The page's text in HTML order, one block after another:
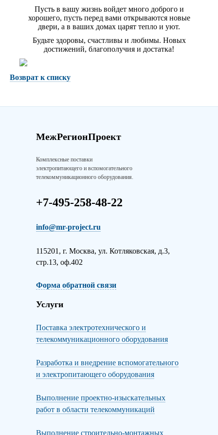
Пусть в вашу жизнь войдет много доброго и
хорошего, пусть перед вами открываются новые
двери, а в ваших домах царят тепло и уют.
Будьте здоровы, счастливы и любимы. Новых
достижений, благополучия и достатка!
Возврат к списку
МежРегионПроект
Комплексные поставки
электропитающего и вспомогательного
телекоммуникационного оборудования.
+7-495-258-48-22
info@mr-project.ru
115201, г. Москва, ул. Котляковская, д.3,
стр.13, оф.402
Форма обратной связи
Услуги
Поставка электротехнического и
телекоммуникационного оборудования
Разработка и внедрение вспомогательного
и электропитающего оборудования
Выполнение проектно-изыскательных
работ в области телекоммуникаций
Выполнение строительно-монтажных